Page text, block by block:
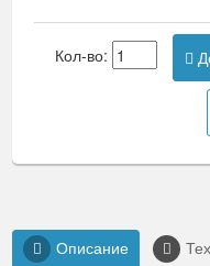
Кол-во:
Описание